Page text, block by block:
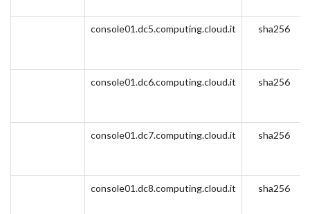
console01.dc5.computing.cloud.it sha256
console01.dc6.computing.cloud.it sha256
console01.dc7.computing.cloud.it sha256
console01.dc8.computing.cloud.it sha256